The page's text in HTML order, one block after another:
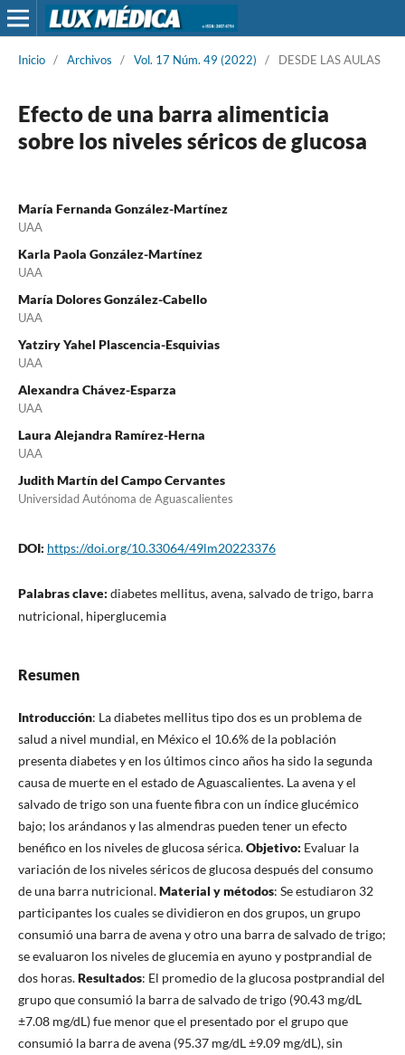
Inicio / Archivos / Vol. 17 Núm. 49 (2022) / DESDE LAS AULAS
Efecto de una barra alimenticia
sobre los niveles séricos de glucosa
María Fernanda González-Martínez
UAA
Karla Paola González-Martínez
UAA
María Dolores González-Cabello
UAA
Yatziry Yahel Plascencia-Esquivias
UAA
Alexandra Chávez-Esparza
UAA
Laura Alejandra Ramírez-Herna
UAA
Judith Martín del Campo Cervantes
Universidad Autónoma de Aguascalientes
DOI: https://doi.org/10.33064/49lm20223376
Palabras clave: diabetes mellitus, avena, salvado de trigo, barra
nutricional, hiperglucemia
Resumen
Introducción: La diabetes mellitus tipo dos es un problema de
salud a nivel mundial, en México el 10.6% de la población
presenta diabetes y en los últimos cinco años ha sido la segunda
causa de muerte en el estado de Aguascalientes. La avena y el
salvado de trigo son una fuente fibra con un índice glucémico
bajo; los arándanos y las almendras pueden tener un efecto
benéfico en los niveles de glucosa sérica.Objetivo: Evaluar la
variación de los niveles séricos de glucosa después del consumo
de una barra nutricional.Material y métodos: Se estudiaron 32
participantes los cuales se dividieron en dos grupos, un grupo
consumió una barra de avena y otro una barra de salvado de trigo;
se evaluaron los niveles de glucemia en ayuno y postprandial de
dos horas.Resultados: El promedio de la glucosa postprandial del
grupo que consumió la barra de salvado de trigo (90.43 mg/dL
±7.08 mg/dL) fue menor que el presentado por el grupo que
consumió la barra de avena (95.37 mg/dL ±9.09 mg/dL), sin